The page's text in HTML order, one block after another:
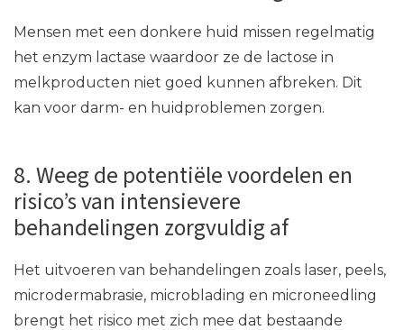
Mensen met een donkere huid missen regelmatig
het enzym lactase waardoor ze de lactose in
melkproducten niet goed kunnen afbreken. Dit
kan voor darm- en huidproblemen zorgen.
8. Weeg de potentiële voordelen en
risico’s van intensievere
behandelingen zorgvuldig af
Het uitvoeren van behandelingen zoals laser, peels,
microdermabrasie, microblading en microneedling
brengt het risico met zich mee dat bestaande